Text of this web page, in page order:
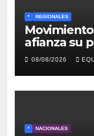
* REGIONALES
afianza su
comunitaria
y otras
Anzoátegui
08/08/2026
* NACIONALES